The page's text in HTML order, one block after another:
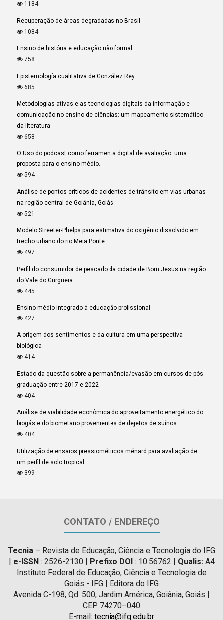
1184
Recuperação de áreas degradadas no Brasil
1084
Ensino de história e educação não formal
758
Epistemología cualitativa de González Rey:
685
Metodologias ativas e as tecnologias digitais da informação e
comunicação no ensino de ciências: um mapeamento sistemático
da literatura
658
O Uso do podcast como ferramenta digital de avaliação: uma
proposta para o ensino médio.
594
Análise de pontos críticos de acidentes de trânsito em vias urbanas
na região central de Goiânia, Goiás
521
Modelo Streeter-Phelps para estimativa do oxigênio dissolvido em
trecho urbano do rio Meia Ponte
497
Perfil do consumidor de pescado da cidade de Bom Jesus na região
do Vale do Gurgueia
445
Ensino médio integrado à educação profissional
427
A origem dos sentimentos e da cultura em uma perspectiva
biológica
414
Estado da questão sobre a permanência/evasão em cursos de pós-
graduação entre 2017 e 2022
404
Análise de viabilidade econômica do aproveitamento energético do
biogás e do biometano provenientes de dejetos de suínos
404
Utilização de ensaios pressiométricos ménard para avaliação de
um perfil de solo tropical
399
CONTATO / ENDEREÇO
Tecnia – Revista de Educação, Ciência e Tecnologia do IFG
e-ISSN : 2526-2130 | Prefixo DOI : 10.56762 | Qualis:A4
Instituto Federal de Educação, Ciência e Tecnologia de
Goiás - IFG | Editora do IFG
Avenida C-198, Qd. 500, Jardim América, Goiânia, Goiás |
CEP 74270–040
E-mail: tecnia@ifg.edu.br